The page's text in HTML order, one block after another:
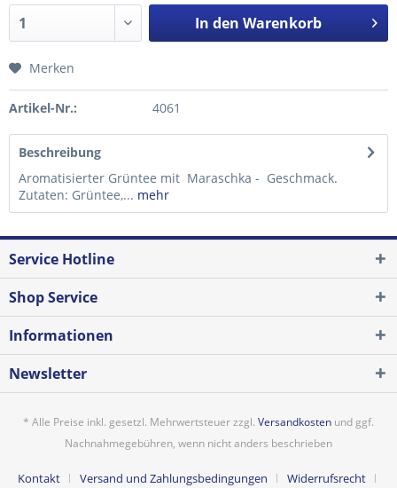
In den Warenkorb
Merken
Artikel-Nr.: 4061
Beschreibung
Aromatisierter Grüntee mit Maraschka - Geschmack.
Zutaten: Grüntee,... mehr
Service Hotline
Shop Service
Informationen
Newsletter
* Alle Preise inkl. gesetzl. Mehrwertsteuer zzgl. Versandkosten und ggf.
Nachnahmegebühren, wenn nicht anders beschrieben
Kontakt Versand und Zahlungsbedingungen Widerrufsrecht